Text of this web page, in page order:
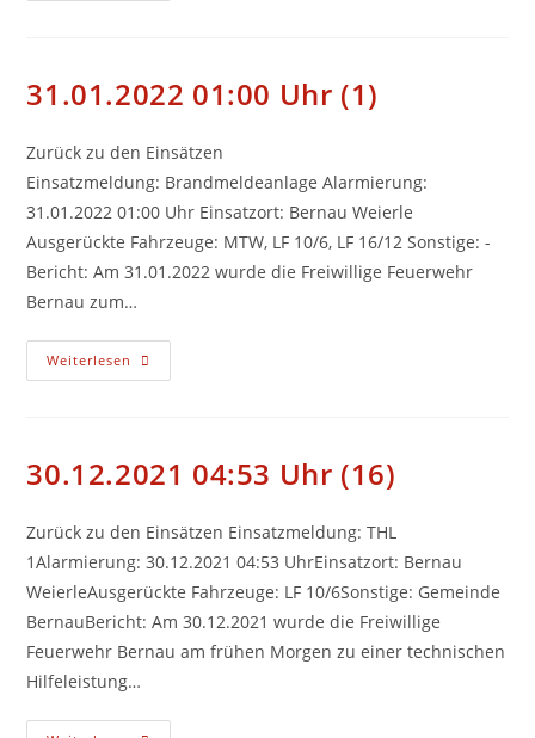
31.01.2022 01:00 Uhr (1)
Zurück zu den Einsätzen
Einsatzmeldung: Brandmeldeanlage Alarmierung:
31.01.2022 01:00 Uhr Einsatzort: Bernau Weierle
Ausgerückte Fahrzeuge: MTW, LF 10/6, LF 16/12 Sonstige: -
Bericht: Am 31.01.2022 wurde die Freiwillige Feuerwehr
Bernau zum…
Weiterlesen 31.01.2022
01:00
30.12.2021 04:53 Uhr (16)
Zurück zu den Einsätzen Einsatzmeldung: THL
1Alarmierung: 30.12.2021 04:53 UhrEinsatzort: Bernau
WeierleAusgerückte Fahrzeuge: LF 10/6Sonstige: Gemeinde
BernauBericht: Am 30.12.2021 wurde die Freiwillige
Feuerwehr Bernau am frühen Morgen zu einer technischen
Hilfeleistung…